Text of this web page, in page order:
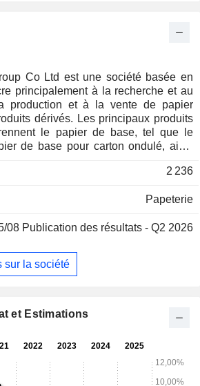
Co Ltd est une société basée en
principalement à la recherche et au
production et à la vente de papier
dérivés. Les principaux produits
le papier de base, tel que le
de base pour carton ondulé, ainsi
à filigrane, les boîtes pour impression
dans la fabrication d'emballages
ses activités sur le marché chinois
2 236
Papeterie
08 Publication des résultats - Q2 2026
sur la société
et Estimations